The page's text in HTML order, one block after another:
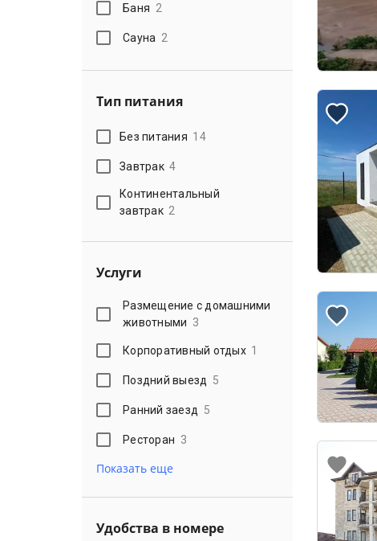
Баня 2
Сауна 2
Тип питания
Без питания 14
Завтрак 4
Континентальный
завтрак 2
Услуги
Размещение с домашними
животными 3
Корпоративный отдых 1
Поздний выезд 5
Ранний заезд 5
Ресторан 3
Показать еще
Удобства в номере